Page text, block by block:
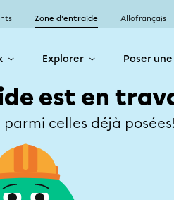
Zone d’entraide Allofrançais
Explorer Poser
est en
celles déjà